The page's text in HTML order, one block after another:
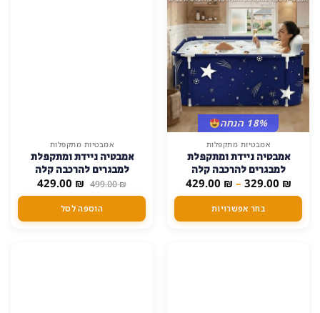
18% הנחה
אמבטיות מתקפלות
אמבטיה ניידת ומתקפלת
למבגרים להרכבה קלה
1.4/1.2 מטר קיפול מהיר
329.00 ₪
–
429.00 ₪ טווח
מחירים:
עד
⁦429.00 ₪⁩
בחר אפשרויות
מספר
ניתן
אמבטיות מתקפלות
אמבטיה ניידת ומתקפלת
למבגרים להרכבה קלה
1.4/1.2 מטר קיפול מהיר –
גדול-1406555, כוכבים
499.00₪ המחיר
המקורי
היה:
499.00 ₪.
429.00 ₪ המחיר
הנוכחי
הוא:
429.00 ₪. הוספה לסל